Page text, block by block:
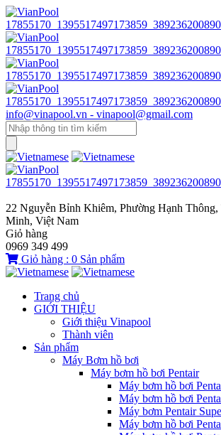
info@vinapool.vn - vinapool@gmail.com
22 Nguyễn Bỉnh Khiêm, Phường Hạnh
Minh, Việt Nam
Giỏ hàng
0969 349 499
Giỏ hàng : 0 Sản phẩm
Trang chủ
GIỚI THIỆU
Giới thiệu Vinapool
Thành viên
Sản phẩm
Máy Bơm hồ bơi
Máy bơm hồ bơi Pentair
Máy bơm hồ bơi
Máy bơm hồ bơi
Máy bơm Pentair
Máy bơm hồ bơi